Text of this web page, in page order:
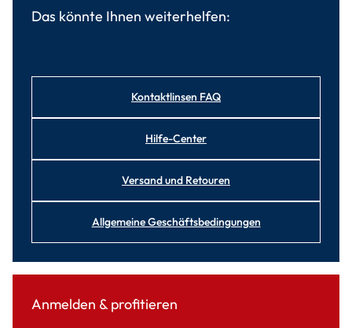
Das könnte Ihnen weiterhelfen:
Kontaktlinsen FAQ
Hilfe-Center
Versand und Retouren
Allgemeine Geschäftsbedingungen
Anmelden & profitieren